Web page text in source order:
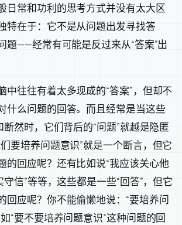
日常和功利的思考方式并没有太大区
特在于：它不是从问题出发寻找答
题——经常有可能是反过来从“答案”出
中往往有着太多现成的“答案”，但却不
什么问题的回答。而且经常是当这些
断然时，它们背后的“问题”就越是隐匿
要培养问题意识”就是一个断言，但它
的回应呢？还有比如说“我应该关心他
守信”等等，这些都是一些“回答”，但它
回应呢？你不能偷懒地说：“要培养问
“要不要培养问题意识”这种问题的回